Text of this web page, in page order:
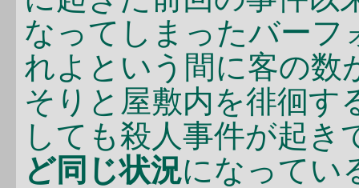
なってしまったバーフ
れよという間に客の数
そりと屋敷内を徘徊す
しても殺人事件が起き
ど同じ状況になってい